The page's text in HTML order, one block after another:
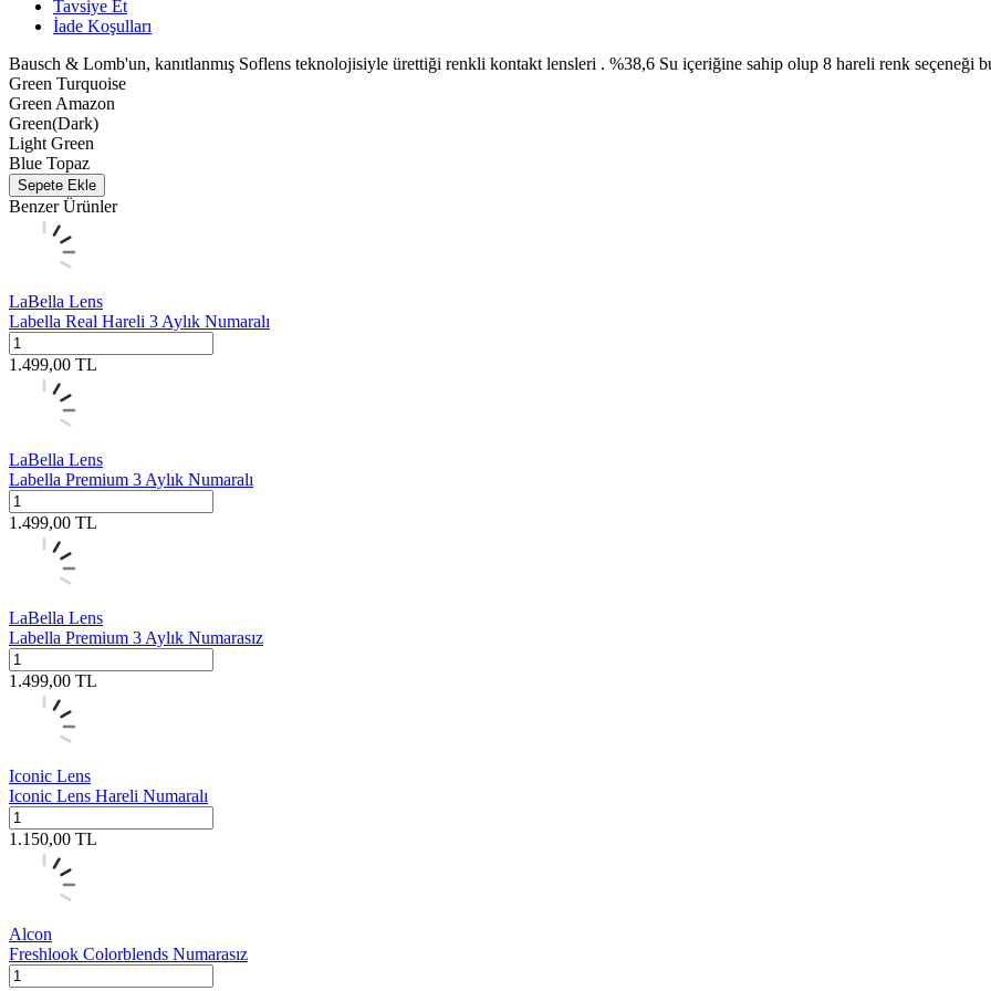
Tavsiye Et
İade Koşulları
Bausch & Lomb'un, kanıtlanmış Soflens teknolojisiyle ürettiği renkli kontakt lensleri . %38,6 Su içeriğine sahip olup 8 hareli renk seçeneği
Green Turquoise
Green Amazon
Green(Dark)
Light Green
Blue Topaz
Sepete Ekle
Benzer Ürünler
LaBella Lens
Labella Real Hareli 3 Aylık Numaralı
1.499,00 TL
LaBella Lens
Labella Premium 3 Aylık Numaralı
1.499,00 TL
LaBella Lens
Labella Premium 3 Aylık Numarasız
1.499,00 TL
Iconic Lens
Iconic Lens Hareli Numaralı
1.150,00 TL
Alcon
Freshlook Colorblends Numarasız